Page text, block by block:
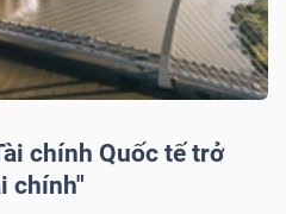
chính Quốc tế trở
chính"